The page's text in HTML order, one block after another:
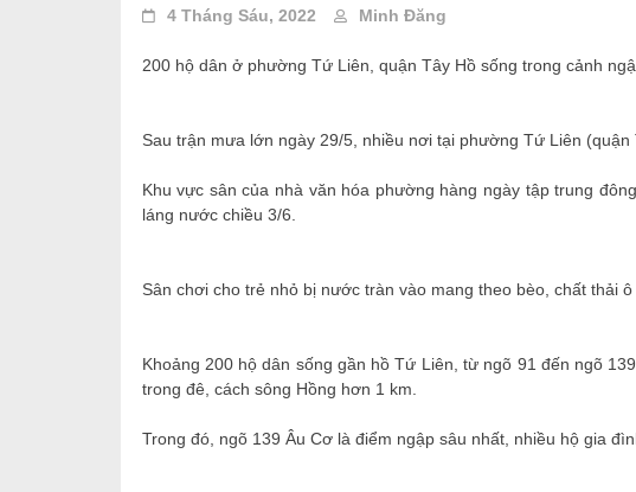
4 Tháng Sáu, 2022 Minh Đăng
200 hộ dân ở phường Tứ Liên, quận Tây Hồ sống trong cảnh
Sau trận mưa lớn ngày 29/5, nhiều nơi tại phường Tứ Liên (quận
Khu vực sân của nhà văn hóa phường hàng ngày tập trung
láng nước chiều 3/6.
Sân chơi cho trẻ nhỏ bị nước tràn vào mang theo bèo, chất thải
Khoảng 200 hộ dân sống gần hồ Tứ Liên, từ ngõ 91 đến ngõ
trong đê, cách sông Hồng hơn 1 km.
Trong đó, ngõ 139 Âu Cơ là điểm ngập sâu nhất, nhiều hộ gia